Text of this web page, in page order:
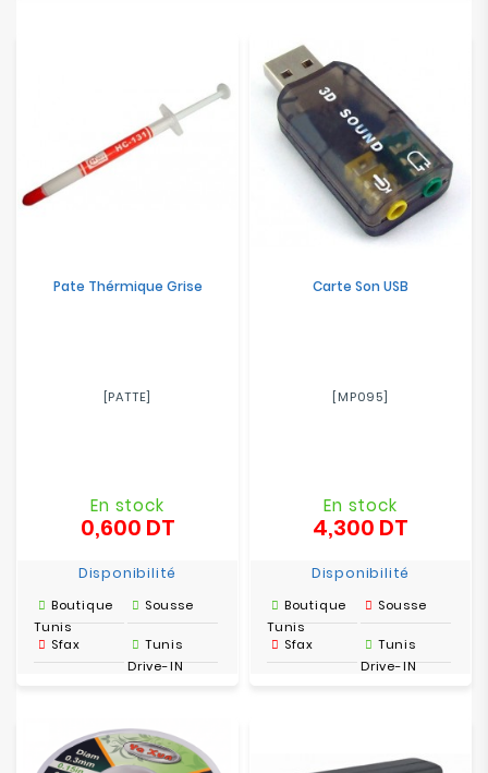
Sécurité
Loisirs
Pate Thérmique Grise
[PATTE]
En stock
0,600 DTPrix
Disponibilité
Boutique
Tunis
Sousse
Sfax
Tunis
Drive-IN
Carte Son USB
[MP095]
En stock
4,300 DT
Disponibilité
Boutique
Tunis
Sousse
Sfax
Tunis
Drive-IN